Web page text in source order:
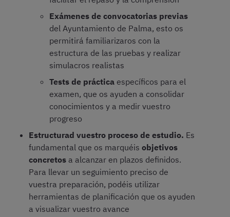
Exámenes de convocatorias previas
del Ayuntamiento de Palma, esto os
permitirá familiarizaros con la
estructura de las pruebas y realizar
simulacros realistas
Tests de práctica específicos para el
examen, que os ayuden a consolidar
conocimientos y a medir vuestro
progreso
Estructurad vuestro proceso de estudio. Es
fundamental que os marquéis objetivos
concretos a alcanzar en plazos definidos.
Para llevar un seguimiento preciso de
vuestra preparación, podéis utilizar
herramientas de planificación que os ayuden
a visualizar vuestro avance